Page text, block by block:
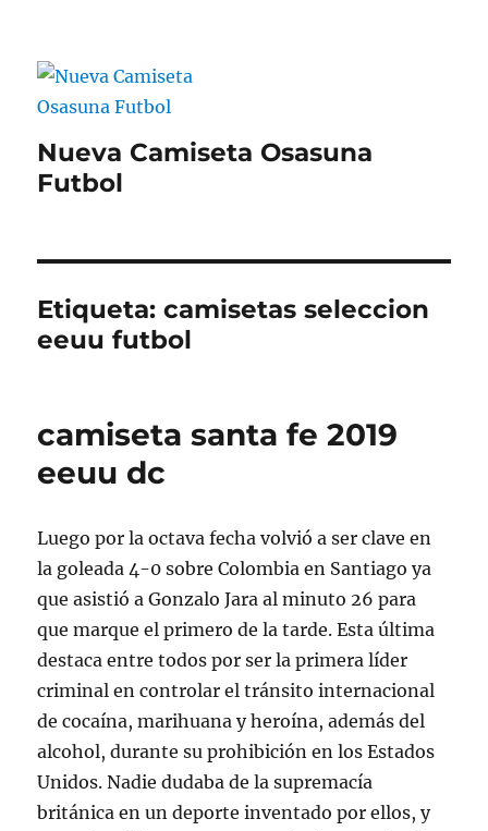
Nueva Camiseta Osasuna
Futbol
Etiqueta:camisetas seleccion
eeuu futbol
camiseta santa fe 2019
eeuu dc
Luego por la octava fecha volvió a ser clave en
la goleada 4-0 sobre Colombia en Santiago ya
que asistió a Gonzalo Jara al minuto 26 para
que marque el primero de la tarde. Esta última
destaca entre todos por ser la primera líder
criminal en controlar el tránsito internacional
de cocaína, marihuana y heroína, además del
alcohol, durante su prohibición en los Estados
Unidos. Nadie dudaba de la supremacía
británica en un deporte inventado por ellos, y